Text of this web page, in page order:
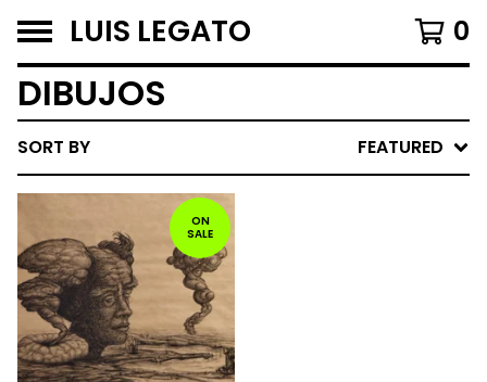
LUIS LEGATO 0
DIBUJOS
SORT BY FEATURED
ON
SALE